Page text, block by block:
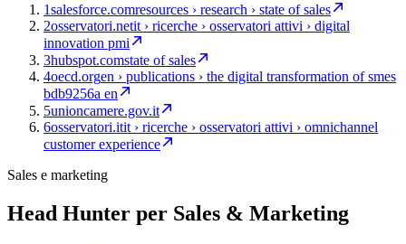
1salesforce.comresources › research › state of sales
2osservatori.netit › ricerche › osservatori attivi › digital
innovation pmi
3hubspot.comstate of sales
4oecd.orgen › publications › the digital transformation of smes
bdb9256a en
5unioncamere.gov.it
6osservatori.itit › ricerche › osservatori attivi › omnichannel
customer experience
Sales e marketing
Head Hunter per Sales & Marketing